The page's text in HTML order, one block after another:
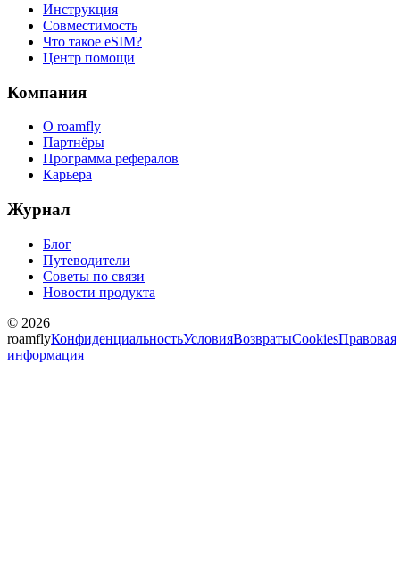
Инструкция
Совместимость
Что такое eSIM?
Центр помощи
Компания
О roamfly
Партнёры
Программа рефералов
Карьера
Журнал
Блог
Путеводители
Советы по связи
Новости продукта
© 2026
roamflyКонфиденциальностьУсловияВозвратыCookiesПравовая
информация